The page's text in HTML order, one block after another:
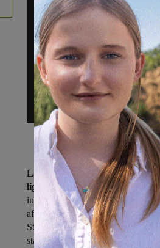
La Ferriera nasce nel 1872
lignite a Castelnuovo dei
incorporato nella Società
affidano alla Società Anonima
Stabilimenti di loro proprietà; così
stabilimenti della società ILVA